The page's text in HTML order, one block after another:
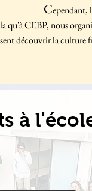
Cependant,
qu'à CEBP,nous
découvrir la culture
à